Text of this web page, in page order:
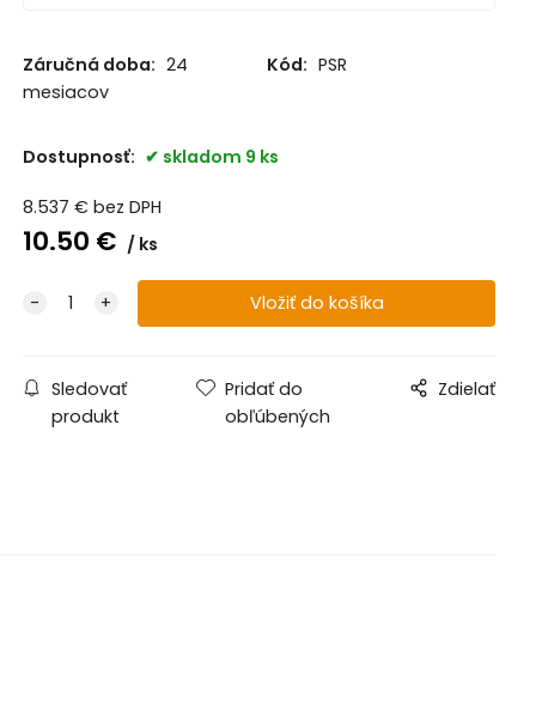
Záručná doba: 24
mesiacov
Kód: PSR
Dostupnosť: skladom 9 ks
8.537 € bez DPH
10.50 € ks
Sledovať
produkt
Pridať do
obľúbených
Zdielať